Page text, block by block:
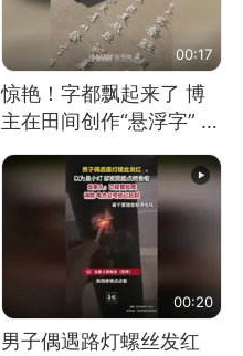
00:17
惊艳！字都飘起来了 博
主在田间创作“悬浮字” 网
友：真·裸眼3D！
00:20
男子偶遇路灯螺丝发红